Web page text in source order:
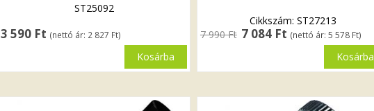
3 590 Ft (nettó ár: 2 827 Ft)
ST25092
Kosárba
7 990Ft Original
7
7 084 FtCurrent
7
(nettó ár: 5 578 Ft)
Cikkszám: ST27213
Kosárba